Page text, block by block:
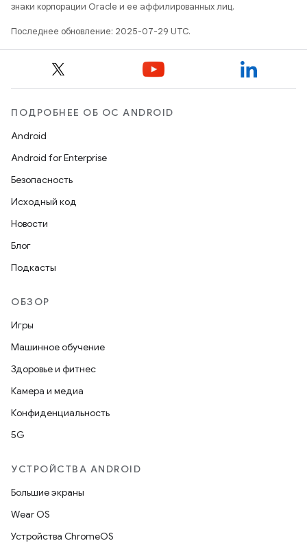
знаки корпорации Oracle и ее аффилированных лиц.
Последнее обновление: 2025-07-29 UTC.
ПОДРОБНЕЕ ОБ ОС ANDROID
Android
Android for Enterprise
Безопасность
Исходный код
Новости
Блог
Подкасты
ОБЗОР
Игры
Машинное обучение
Здоровье и фитнес
Камера и медиа
Конфиденциальность
5G
УСТРОЙСТВА ANDROID
Большие экраны
Wear OS
Устройства ChromeOS